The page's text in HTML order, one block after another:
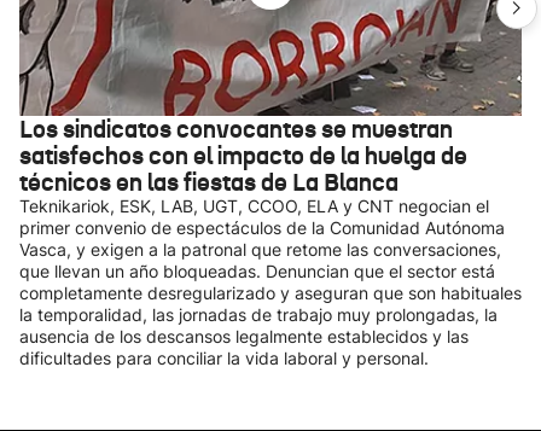
Los sindicatos convocantes se muestran
satisfechos con el impacto de la huelga de
técnicos en las fiestas de La Blanca
Teknikariok, ESK, LAB, UGT, CCOO, ELA y CNT negocian el
primer convenio de espectáculos de la Comunidad Autónoma
Vasca, y exigen a la patronal que retome las conversaciones,
que llevan un año bloqueadas. Denuncian que el sector está
completamente desregularizado y aseguran que son habituales
la temporalidad, las jornadas de trabajo muy prolongadas, la
ausencia de los descansos legalmente establecidos y las
dificultades para conciliar la vida laboral y personal.